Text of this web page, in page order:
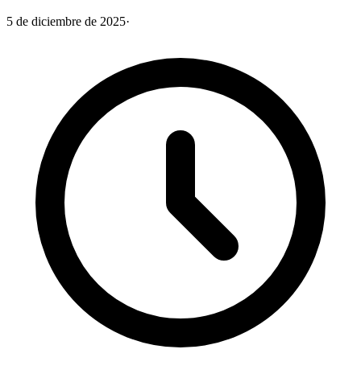
5 de diciembre de 2025·